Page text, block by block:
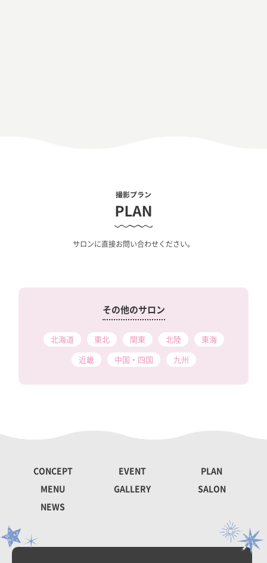
サロンに直接お問い合わせください。
その他のサロン
北海道 東北 関東 北陸
東海
近畿
中国・四国 九州
CONCEPT EVENT
PLAN
MENU
GALLERY
SALON
NEWS